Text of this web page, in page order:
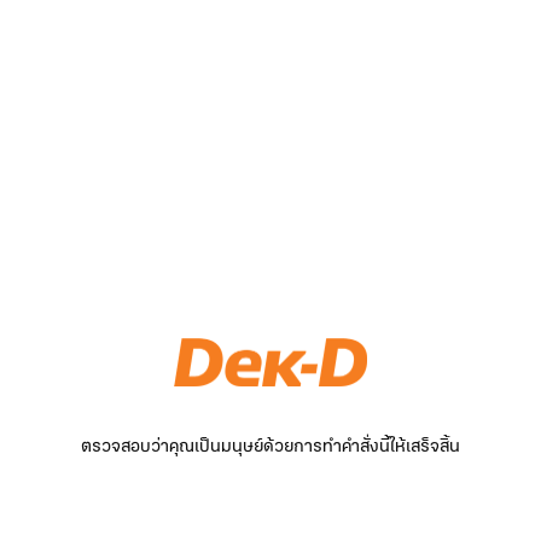
ตรวจสอบว่าคุณเป็นมนุษย์ด้วยการทำคำสั่งนี้ให้เสร็จสิ้น